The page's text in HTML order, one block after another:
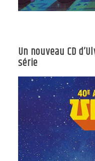
Un nouveau CD
série